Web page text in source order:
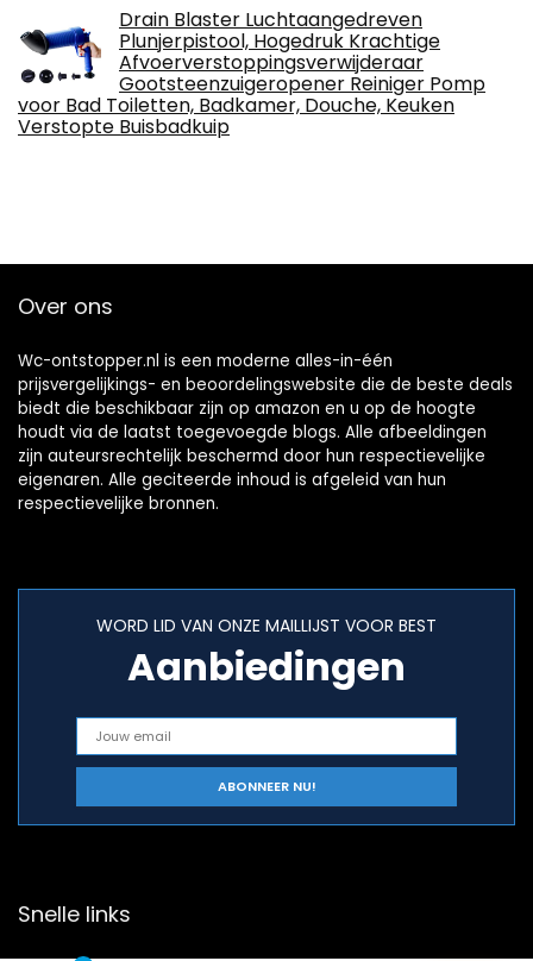
Drain Blaster Luchtaangedreven
Plunjerpistool, Hogedruk Krachtige
Afvoerverstoppingsverwijderaar
Gootsteenzuigeropener Reiniger Pomp
voor Bad Toiletten, Badkamer, Douche, Keuken
Verstopte Buisbadkuip
Over ons
Wc-ontstopper.nl is een moderne alles-in-één
prijsvergelijkings- en beoordelingswebsite die de beste deals
biedt die beschikbaar zijn op amazon en u op de hoogte
houdt via de laatst toegevoegde blogs. Alle afbeeldingen
zijn auteursrechtelijk beschermd door hun respectievelijke
eigenaren. Alle geciteerde inhoud is afgeleid van hun
respectievelijke bronnen.
WORD LID VAN ONZE MAILLIJST VOOR BEST
Aanbiedingen
Snelle links